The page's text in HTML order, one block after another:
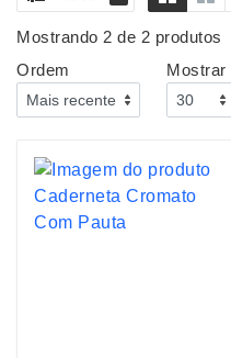
Mostrando 2 de 2 produtos
Ordem
Mostrar